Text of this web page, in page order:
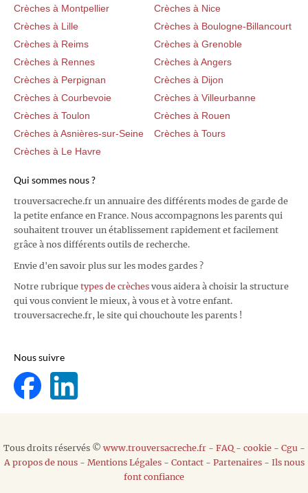
Crèches à Montpellier
Crèches à Nice
Crèches à Lille
Crèches à Boulogne-Billancourt
Crèches à Reims
Crèches à Grenoble
Crèches à Rennes
Crèches à Angers
Crèches à Perpignan
Crèches à Dijon
Crèches à Courbevoie
Crèches à Villeurbanne
Crèches à Toulon
Crèches à Rouen
Crèches à Asnières-sur-Seine
Crèches à Tours
Crèches à Le Havre
Qui sommes nous ?
trouversacreche.fr un annuaire des différents modes de garde de
la petite enfance en France. Nous accompagnons les parents qui
souhaitent trouver un établissement rapidement et facilement
grâce à nos différents outils de recherche.
Envie d'en savoir plus sur les modes gardes ?
Notre rubrique types de crèches vous aidera à choisir la structure
qui vous convient le mieux, à vous et à votre enfant.
trouversacreche.fr, le site qui chouchoute les parents !
Nous suivre
Tous droits réservés © www.trouversacreche.fr- FAQ- cookie- Cgu -
A propos de nous- Mentions Légales- Contact- Partenaires- Ils nous
font confiance